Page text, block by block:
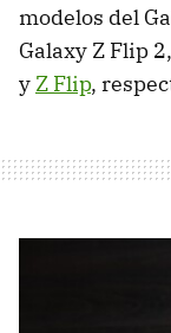
modelos del
Galaxy Z Flip
y Z Flip,